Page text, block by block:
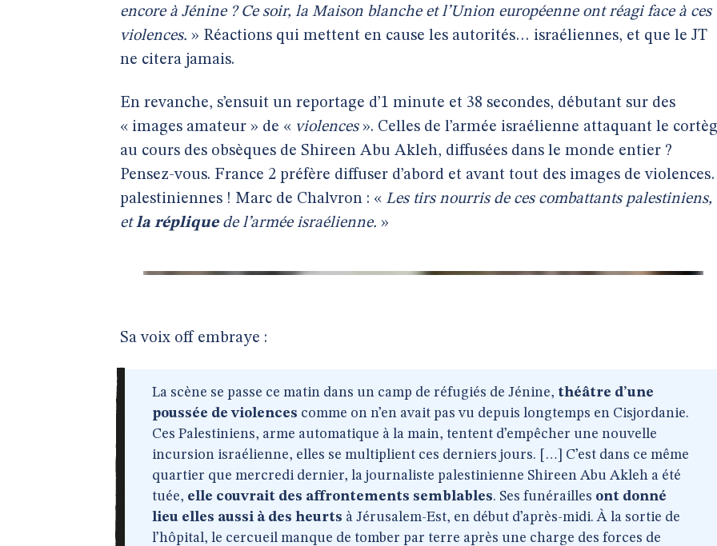
encore à Jénine ? Ce soir, la Maison blanche et l’Union européenne ont réagi face à ces
violences. » Réactions qui mettent en cause les autorités… israéliennes, et que le JT
ne citera jamais.
En revanche, s’ensuit un reportage d’1 minute et 38 secondes, débutant sur des
« images amateur » de « violences». Celles de l’armée israélienne attaquant le
au cours des obsèques de Shireen Abu Akleh, diffusées dans le monde entier ?
Pensez-vous. France 2 préfère diffuser d’abord et avant tout des images de
palestiniennes ! Marc de Chalvron : « Les tirs nourris de ces combattants palestiniens,
etla répliquede l’armée israélienne. »
Sa voix off embraye :
La scène se passe ce matin dans un camp de réfugiés de Jénine, théâtre d’une
poussée de violences comme on n’en avait pas vu depuis longtemps en Cisjordanie.
Ces Palestiniens, arme automatique à la main, tentent d’empêcher une nouvelle
incursion israélienne, elles se multiplient ces derniers jours. […] C’est dans ce même
quartier que mercredi dernier, la journaliste palestinienne Shireen Abu Akleh a été
tuée, elle couvrait des affrontements semblables. Ses funérailles ont donné
lieu elles aussi à des heurts à Jérusalem-Est, en début d’après-midi. À la sortie de
l’hôpital, le cercueil manque de tomber par terre après une charge des forces de